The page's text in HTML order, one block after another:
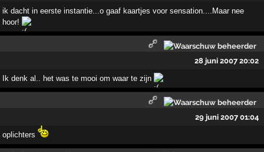
ik dacht in eerste instantie...o gaaf kaartjes voor sensation....Maar nee
hoor!
28 juni 2007 20:02
Ik denk al.. het was te mooi om waar te zijn
29 juni 2007 01:04
oplichters